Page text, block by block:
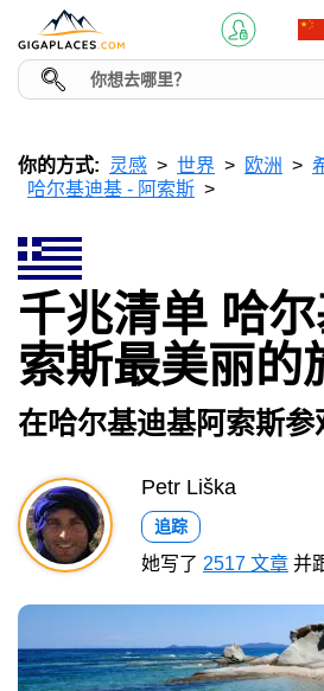
你的方式: 灵感 世界 欧洲
哈尔基迪基 - 阿索斯
千兆清单 哈
索斯最美丽的
在哈尔基迪基阿索斯参
Petr Liška
追踪
她写了 2517 文章 并